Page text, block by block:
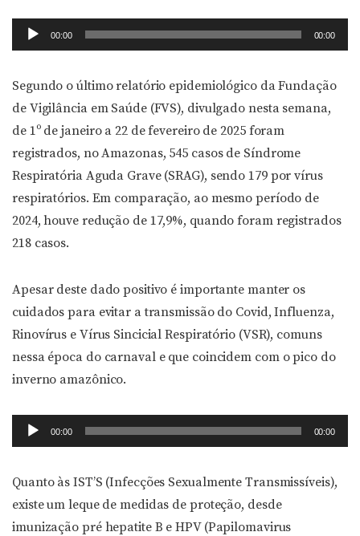
Tocador
de
00:00 00:00
Segundo o último relatório epidemiológico da Fundação
de Vigilância em Saúde (FVS), divulgado nesta semana,
de 1º de janeiro a 22 de fevereiro de 2025 foram
registrados, no Amazonas, 545 casos de Síndrome
Respiratória Aguda Grave (SRAG), sendo 179 por vírus
respiratórios. Em comparação, ao mesmo período de
2024, houve redução de 17,9%, quando foram registrados
218 casos.
Apesar deste dado positivo é importante manter os
cuidados para evitar a transmissão do Covid, Influenza,
Rinovírus e Vírus Sincicial Respiratório (VSR), comuns
nessa época do carnaval e que coincidem com o pico do
inverno amazônico.
Tocador
de
00:00 00:00
Quanto às IST’S (Infecções Sexualmente Transmissíveis),
existe um leque de medidas de proteção, desde
imunização pré hepatite B e HPV (Papilomavirus